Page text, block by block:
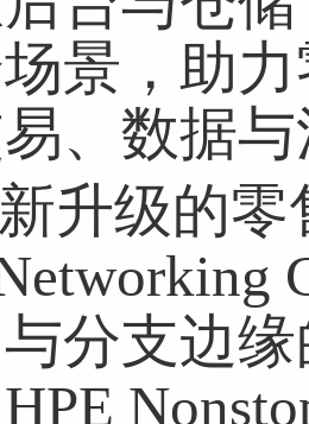
景，助
、数据
升级的
分支边